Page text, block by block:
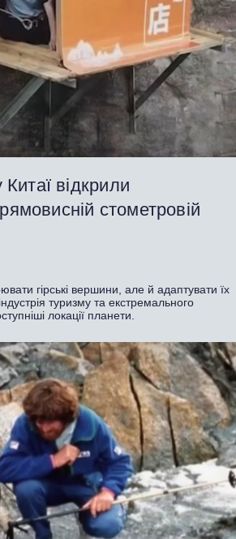
відкрили
стометровій
гірські вершини, але й адаптувати їх
туризму та екстремального
локації планети.